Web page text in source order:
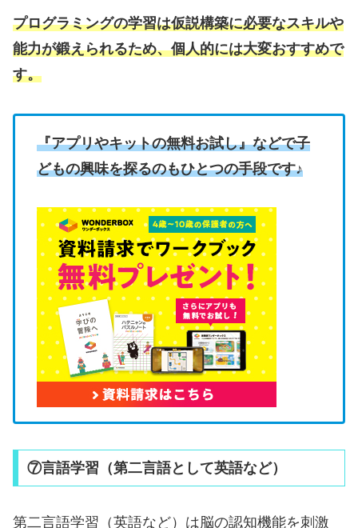
プログラミングの学習は仮説構築に必要なスキルや
能力が鍛えられるため、個人的には大変おすすめで
す。
『アプリやキットの無料お試し』などで子
どもの興味を探るのもひとつの手段です♪
⑦言語学習（第二言語として英語など）
第二言語学習（英語など）は脳の認知機能を刺激